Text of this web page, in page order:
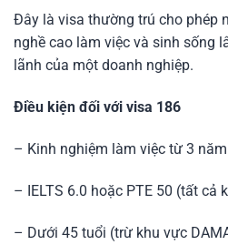
Đây là visa thường trú cho phép
nghề cao làm việc và sinh sống
lãnh của một doanh nghiệp.
Điều kiện đối với visa 186
– Kinh nghiệm làm việc từ 3
– IELTS 6.0 hoặc PTE 50 (tất cả
– Dưới 45 tuổi (trừ khu vực